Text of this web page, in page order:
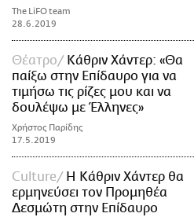
The LiFO team
28.6.2019
Θέατρο
Κάθριν Χάντερ: «Θα
παίξω στην Επίδαυρο για να
τιμήσω τις ρίζες μου και να
δουλέψω με Έλληνες»
Χρήστος Παρίδης
17.5.2019
Culture
Η Κάθριν Χάντερ θα
ερμηνεύσει τον Προμηθέα
Δεσμώτη στην Επίδαυρο